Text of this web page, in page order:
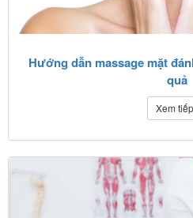
Hướng dẫn massage mặt
quả
Xem tiếp